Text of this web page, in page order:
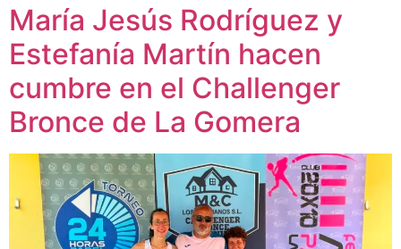
María Jesús Rodríguez y
Estefanía Martín hacen
cumbre en el Challenger
Bronce de La Gomera